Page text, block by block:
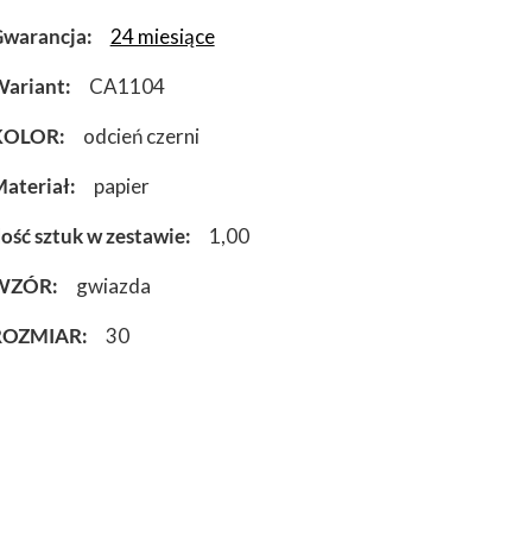
24 miesiące
CA1104
odcień czerni
papier
sztuk w zestawie
1,00
gwiazda
30